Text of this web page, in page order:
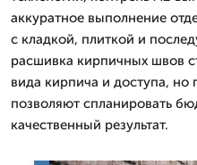
аккуратное выполнение
с кладкой, плиткой и
расшивка кирпичных швов
вида кирпича и доступа, но
позволяют спланировать
качественный результат.